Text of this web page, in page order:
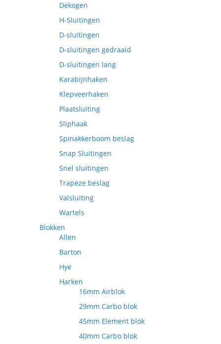
Dekogen
H-Sluitingen
D-sluitingen
D-sluitingen gedraaid
D-sluitingen lang
Karabijnhaken
Klepveerhaken
Plaatsluiting
Sliphaak
Spinakkerboom beslag
Snap Sluitingen
Snel sluitingen
Trapeze beslag
Valsluiting
Wartels
Blokken
Allen
Barton
Hye
Harken
16mm Airblok
29mm Carbo blok
45mm Element blok
40mm Carbo blok